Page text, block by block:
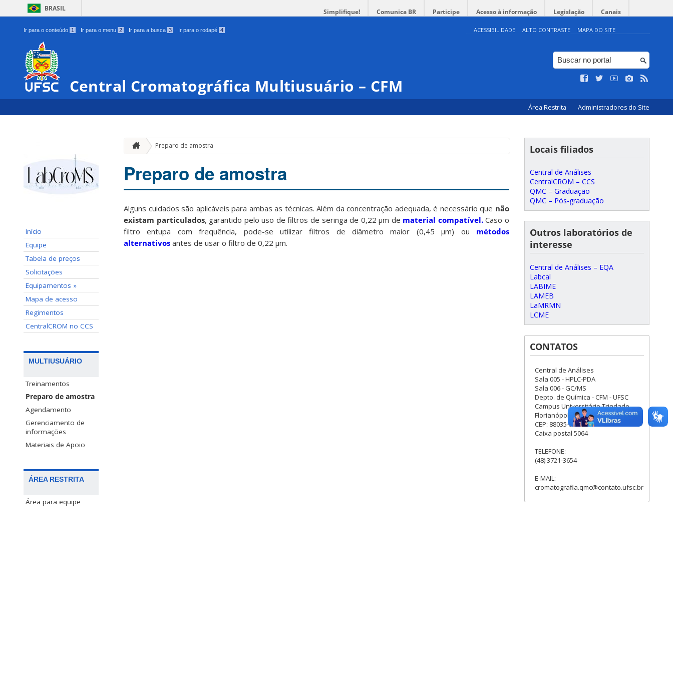
BRASIL Simplifique! Comunica BR Participe Acesso à informação Legislação Canais
Ir para o conteúdo 1 Ir para o menu 2 Ir para a busca 3 Ir para o rodapé 4 ACESSIBILIDADE ALTO CONTRASTE MAPA DO SITE
Central Cromatográfica Multiusuário – CFM
Área Restrita Administradores do Site
Início
Equipe
Tabela de preços
Solicitações
Equipamentos »
Mapa de acesso
Regimentos
CentralCROM no CCS
MULTIUSUÁRIO
Treinamentos
Preparo de amostra
Agendamento
Gerenciamento de
informações
Materiais de Apoio
ÁREA RESTRITA
Área para equipe
Preparo de amostra
Preparo de amostra
Alguns cuidados são aplicáveis para ambas as técnicas. Além da concentração adequada, é necessário que não
existam particulados, garantido pelo uso de filtros de seringa de 0,22 μm de material compatível.Caso o
filtro entupa com frequência, pode-se utilizar filtros de diâmetro maior (0,45 μm) ou métodos
alternativos antes de usar o filtro de 0,22 μm.
Locais filiados
Central de Análises
CentralCROM – CCS
QMC – Graduação
QMC – Pós-graduação
Outros laboratórios de
interesse
Central de Análises – EQA
Labcal
LABIME
LAMEB
LaMRMN
LCME
CONTATOS
Central de Análises
Sala 005 - HPLC-PDA
Sala 006 - GC/MS
Depto. de Química - CFM - UFSC
Campus Universitário Trindade -
Florianópolis/SC
CEP: 88035-972
Caixa postal 5064
TELEFONE:
(48) 3721-3654
E-MAIL:
cromatografia.qmc@contato.ufsc.br